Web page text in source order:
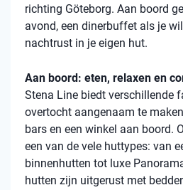
richting Göteborg. Aan boord
avond, een dinerbuffet als je
nachtrust in je eigen hut.
Aan boord: eten, relaxen en
Stena Line biedt verschillende
overtocht aangenaam te
bars en een winkel aan boord.
een van de vele huttypes: van
binnenhutten tot luxe
hutten zijn uitgerust met